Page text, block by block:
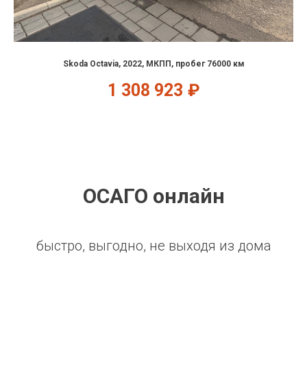
Skoda Octavia, 2022, МКПП, пробег 76000 км
1 308 923 ₽
ОСАГО онлайн
быстро, выгодно, не выходя из дома